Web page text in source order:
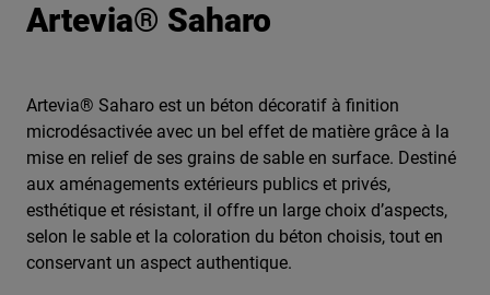
Artevia® Saharo
Artevia® Saharo est un béton décoratif à finition
microdésactivée avec un bel effet de matière grâce à la
mise en relief de ses grains de sable en surface. Destiné
aux aménagements extérieurs publics et privés,
esthétique et résistant, il offre un large choix d’aspects,
selon le sable et la coloration du béton choisis, tout en
conservant un aspect authentique.